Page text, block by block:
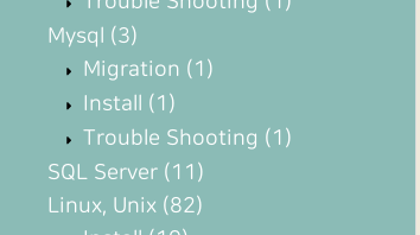
Mysql (3)
Migration (1)
Install (1)
Trouble Shooting (1)
SQL Server (11)
Linux, Unix (82)